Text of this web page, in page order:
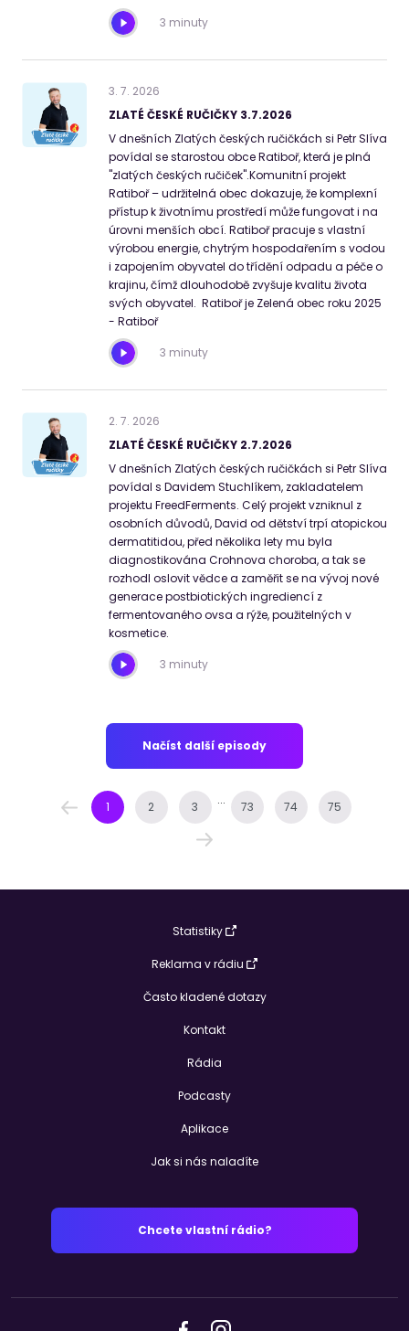
3 minuty
3. 7. 2026
ZLATÉ ČESKÉ RUČIČKY 3.7.2026
V dnešních Zlatých českých ručičkách si Petr Slíva
povídal se starostou obce Ratiboř, která je plná
"zlatých českých ručiček".Komunitní projekt
Ratiboř – udržitelná obec dokazuje, že komplexní
přístup k životnímu prostředí může fungovat i na
úrovni menších obcí. Ratiboř pracuje s vlastní
výrobou energie, chytrým hospodařením s vodou
i zapojením obyvatel do třídění odpadu a péče o
krajinu, čímž dlouhodobě zvyšuje kvalitu života
svých obyvatel. Ratiboř je Zelená obec roku 2025
- Ratiboř
3 minuty
2. 7. 2026
ZLATÉ ČESKÉ RUČIČKY 2.7.2026
V dnešních Zlatých českých ručičkách si Petr Slíva
povídal s Davidem Stuchlíkem, zakladatelem
projektu FreedFerments. Celý projekt vzniknul z
osobních důvodů, David od dětství trpí atopickou
dermatitidou, před několika lety mu byla
diagnostikována Crohnova choroba, a tak se
rozhodl oslovit vědce a zaměřit se na vývoj nové
generace postbiotických ingrediencí z
fermentovaného ovsa a rýže, použitelných v
kosmetice.
3 minuty
Načíst další episody
1 2 3 ... 73 74 75
Statistiky
Reklama v rádiu
Často kladené dotazy
Kontakt
Rádia
Podcasty
Aplikace
Jak si nás naladíte
Chcete vlastní rádio?